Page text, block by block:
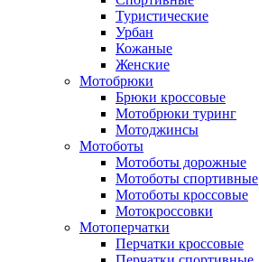
Туристические
Урбан
Кожаные
Женские
Мотобрюки
Брюки кроссовые
Мотобрюки туринг
Мотоджинсы
Мотоботы
Мотоботы дорожные
Мотоботы спортивные
Мотоботы кроссовые
Мотокроссовки
Мотоперчатки
Перчатки кроссовые